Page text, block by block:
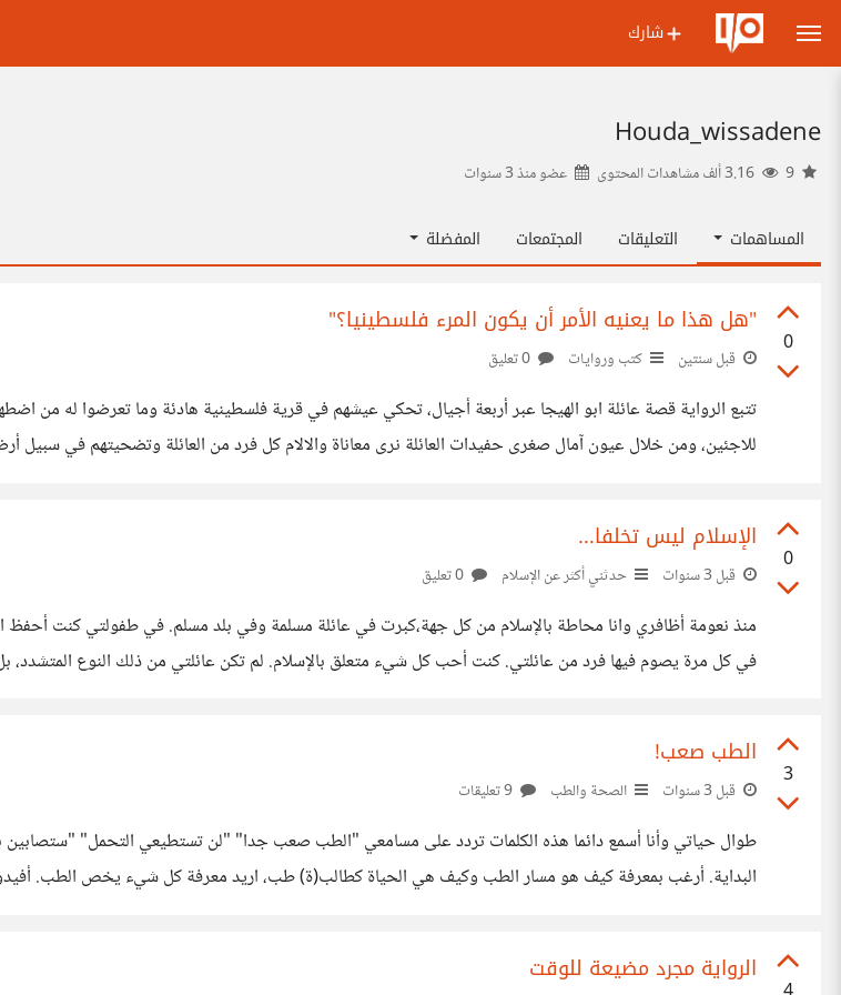
شارك
Houda_wissadene
عضو منذ3 سنوات
المساهمات التعليقات المجتمعات المفضلة
0
"هل هذا ما يعنيه الأمر أن يكون المرء فلسطينيا؟"
قبل سنتين كتب وروايات
للاجئين، ومن خلال عيون آمال صغرى حفيدات العائلة نرى معاناة والالام كل فرد من العائلة وتضحيتهم في سبيل
0
الإسلام ليس تخلفا...
قبل 3 سنوات حدثني أكثر عن الإسلام
منذ نعومة أظافري وانا محاطة بالإسلام من كل جهة،كبرت في عائلة مسلمة وفي بلد مسلم. في طفولتي كنت
في كل مرة يصوم فيها فرد من عائلتي. كنت أحب كل شيء متعلق بالإسلام. لم تكن عائلتي من ذلك النوع
3
الطب صعب!
قبل 3 سنوات الصحة والطب
طوال حياتي وأنا أسمع دائما هذه الكلمات تردد على مسامعي "الطب صعب جدا" "لن تستطيعي التحمل" "ستصابين
البداية. أرغب بمعرفة كيف هو مسار الطب وكيف هي الحياة كطالب(ة) طب، اريد معرفة كل شيء يخص الطب.
الرواية مجرد مضيعة للوقت